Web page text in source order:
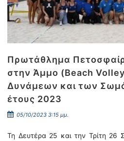
Πρωτάθλημα
στην Άμμο (Beach
Δυνάμεων και των
έτους 2023
05/10/2023 3:15 μμ.
Τη Δευτέρα 25 και την Τρίτη 26